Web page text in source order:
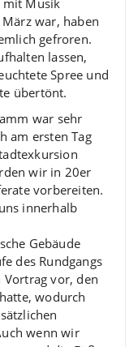
war, haben
gefroren.
lassen,
Spree und
übertönt.
war sehr
am ersten Tag
wir in 20er
vorbereiten.
innerhalb
Gebäude
des Rundgangs
vor, den
wodurch
wenn wir